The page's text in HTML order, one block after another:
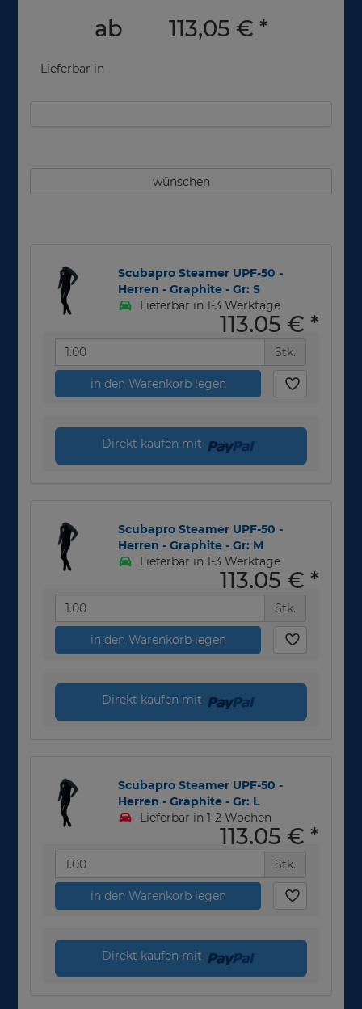
ab 113,05 € *
Lieferbar in
wünschen
Scubapro Steamer UPF-50 -
Herren - Graphite - Gr: S
Lieferbar in 1-3 Werktage
113,05 € *
Stk.
in den Warenkorb legen
Direkt kaufen mit
Scubapro Steamer UPF-50 -
Herren - Graphite - Gr: M
Lieferbar in 1-3 Werktage
113,05 € *
Stk.
in den Warenkorb legen
Direkt kaufen mit
Scubapro Steamer UPF-50 -
Herren - Graphite - Gr: L
Lieferbar in 1-2 Wochen
113,05 € *
Stk.
in den Warenkorb legen
Direkt kaufen mit